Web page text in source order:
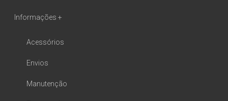
Informações +
Acessórios
Envios
Manutenção